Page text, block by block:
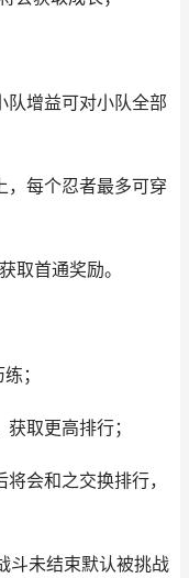
队增益可对小队全部
，每个忍者最多可穿
取首通奖励。
；
取更高排行；
会和之交换排行，
斗未结束默认被挑战